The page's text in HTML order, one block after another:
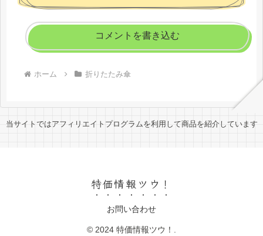
コメントを書き込む
ホーム 折りたたみ傘
当サイトではアフィリエイトプログラムを利用して商品を紹介しています
特価情報ツウ！
お問い合わせ
© 2024 特価情報ツウ！.